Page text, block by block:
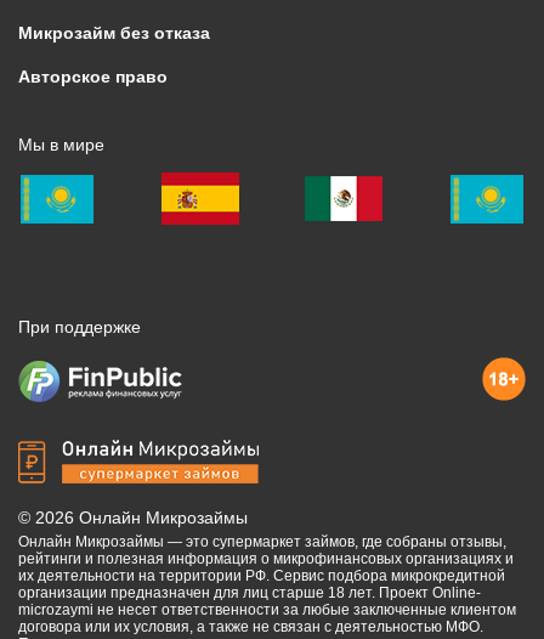
Микрозайм без отказа
Авторское право
Мы в мире
При поддержке
© 2026 Онлайн Микрозаймы
Онлайн Микрозаймы — это супермаркет займов, где собраны отзывы,
рейтинги и полезная информация о микрофинансовых организациях и
их деятельности на территории РФ. Сервис подбора микрокредитной
организации предназначен для лиц старше 18 лет. Проект Online-
microzaymi не несет ответственности за любые заключенные клиентом
договора или их условия, а также не связан с деятельностью МФО.